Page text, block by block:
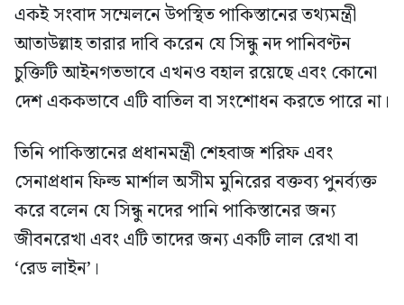
একই সংবাদ সম্মেলনে উপস্থিত পাকিস্তানের তথ্যমন্ত্রী
আতাউল্লাহ তারার দাবি করেন যে সিন্ধু নদ পানিবণ্টন
চুক্তিটি আইনগতভাবে এখনও বহাল রয়েছে এবং কোনো
দেশ এককভাবে এটি বাতিল বা সংশোধন করতে পারে না।
তিনি পাকিস্তানের প্রধানমন্ত্রী শেহবাজ শরিফ এবং
সেনাপ্রধান ফিল্ড মার্শাল অসীম মুনিরের বক্তব্য পুনর্ব্যক্ত
করে বলেন যে সিন্ধু নদের পানি পাকিস্তানের জন্য
জীবনরেখা এবং এটি তাদের জন্য একটি লাল রেখা বা
‘রেড লাইন’।